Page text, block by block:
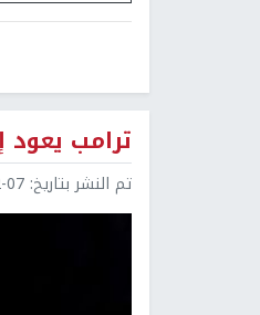
ترامب يعود
تم النشر بتاريخ: